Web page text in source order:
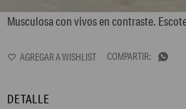
Musculosa con vivos en contraste.

DETALLE